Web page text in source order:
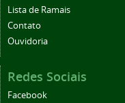
Lista de Ramais
Contato
Ouvidoria
Redes Sociais
Facebook